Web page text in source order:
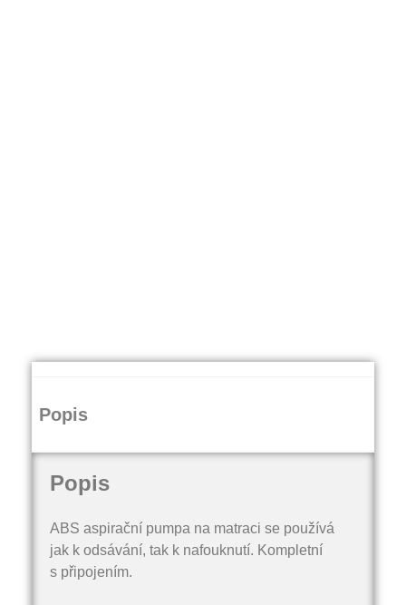
Popis
Popis
ABS aspirační pumpa na matraci se používá
jak k odsávání, tak k nafouknutí. Kompletní
s připojením.